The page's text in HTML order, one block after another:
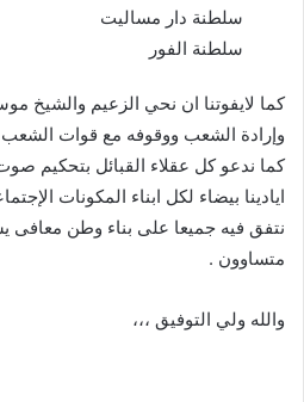
سلطنة دار مساليت
سلطنة الفور
كما لايفوتنا ان نحي الزعيم والشيخ
وإرادة الشعب ووقوفه مع قوات
كما ندعو كل عقلاء القبائل بتحكيم
ايادينا بيضاء لكل ابناء المكونات
نتفق فيه جميعا على بناء وطن معافى
متساوون .
والله ولي التوفيق ،،،